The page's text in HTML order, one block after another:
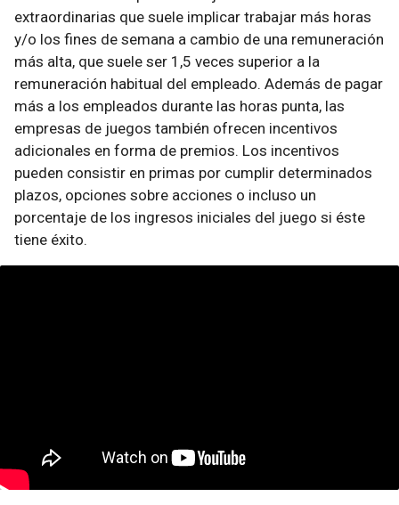
extraordinarias que suele implicar trabajar más horas
y/o los fines de semana a cambio de una remuneración
más alta, que suele ser 1,5 veces superior a la
remuneración habitual del empleado. Además de pagar
más a los empleados durante las horas punta, las
empresas de juegos también ofrecen incentivos
adicionales en forma de premios. Los incentivos
pueden consistir en primas por cumplir determinados
plazos, opciones sobre acciones o incluso un
porcentaje de los ingresos iniciales del juego si éste
tiene éxito.